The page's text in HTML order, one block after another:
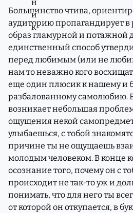
Большинство чтива,
аудиторию пропагандирует в
образ гламурной и потажной
единственный способ
перед любимым (или не
нам то неважно кого
еще один плюсик к нашему и
разбалованному самолюбию.
возникает небольшая
ощущения некой
улыбаешься, с тобой
причине ты не ощущаешь
молодым человеком. В конце
осознание того, почему он с
происходит не так-то уж и
понимать, что для него ты
от которой он откупается, в